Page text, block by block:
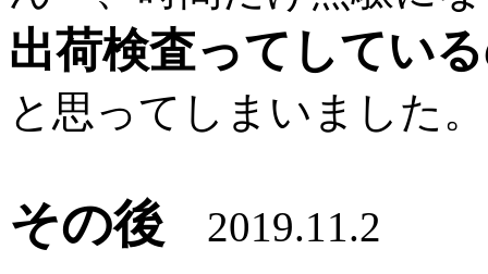
出荷検査ってしてい
と思ってしまいました。
その後 2019.11.2